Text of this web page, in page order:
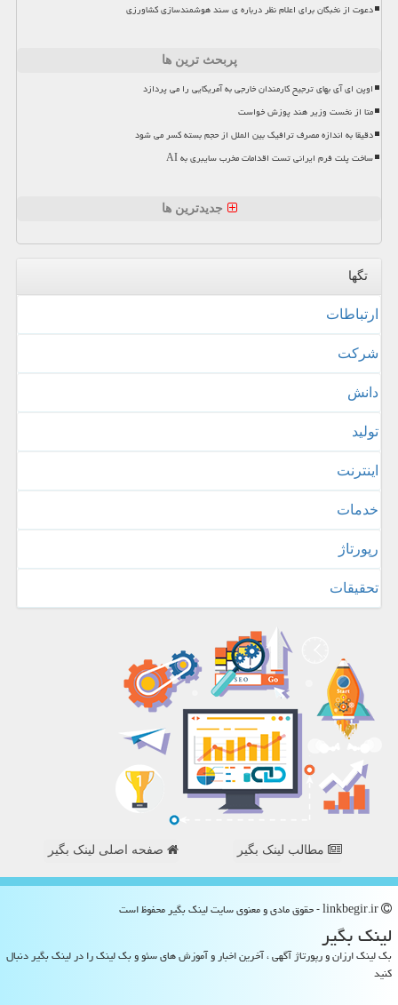
دعوت از نخبگان برای اعلام نظر درباره ی سند هوشمندسازی کشاورزی
پربحث ترین ها
اوپن ای آی بهای ترجیح کارمندان خارجی به آمریکایی را می پردازد
متا از نخست وزیر هند پوزش خواست
دقیقا به اندازه مصرف ترافیک بین الملل از حجم بسته کسر می شود
ساخت پلت فرم ایرانی تست اقدامات مخرب سایبری به AI
جدیدترین ها
تگها
ارتباطات
شركت
دانش
تولید
اینترنت
خدمات
رپورتاژ
تحقیقات
مطالب لینک بگیر صفحه اصلی لینک بگیر
لینك بگیر
بک لینک ارزان و رپورتاژ آگهی ، آخرین اخبار و آموزش های سئو و بک لینک را در لینک بگیر دنبال
کنید